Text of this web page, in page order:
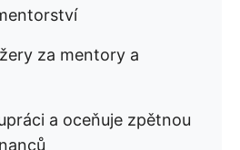
za mentory a
a oceňuje zpětnou